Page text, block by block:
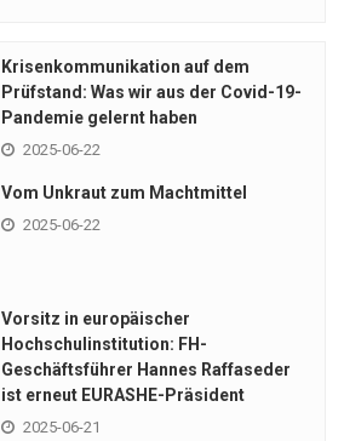
Krisenkommunikation auf dem
Prüfstand: Was wir aus der Covid-19-
Pandemie gelernt haben
2025-06-22
Vom Unkraut zum Machtmittel
2025-06-22
Vorsitz in europäischer
Hochschulinstitution: FH-
Geschäftsführer Hannes Raffaseder
ist erneut EURASHE-Präsident
2025-06-21